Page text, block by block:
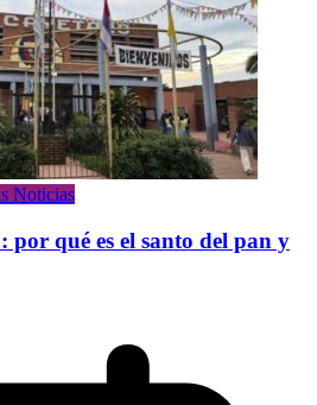
Noticias
por qué es el santo del pan y